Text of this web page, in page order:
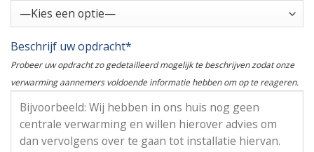
Beschrijf uw opdracht*
Probeer uw opdracht zo gedetailleerd mogelijk te beschrijven zodat onze
verwarming aannemers voldoende informatie hebben om op te reageren.